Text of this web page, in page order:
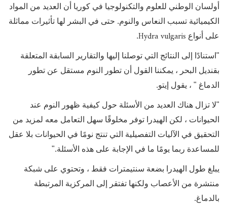
أولسان الوطني للعلوم والتكنولوجيا في كوريا أن العديد من المواد
الكيميائية تسبب النعاس والنوم. حتى في البشر لها تأثيرات مماثلة
على أنواع Hydra vulgaris
.
" استنادًا إلى النتائج التي توصلنا إليها والتقارير السابقة المتعلقة
بقنديل البحر ، يمكننا القول أن تطور النوم مستقل عن تطور
الدماغ " ، يقول إيتو.
"لا تزال هناك العديد من الأسئلة حول كيفية ظهور النوم عند
الحيوانات ، لكن الهيدرا توفر مخلوقًا سهل التعامل معه لمزيد من
التحقيق في الآليات التفصيلية التي تنتج نومًا في الحيوانات بلا عقل
للمساعدة ربما يومًا ما في الإجابة على هذه الأسئلة."
يبلغ طول الهيدرا بضعة سنتيمترات فقط ، وتحتوي على شبكة
منتشرة من الأعصاب ولكنها تفتقر إلى المركزية المرتبطة
بالدماغ.